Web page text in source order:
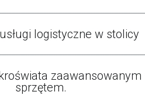
logistyczne w stolicy
zaawansowanym
sprzętem.